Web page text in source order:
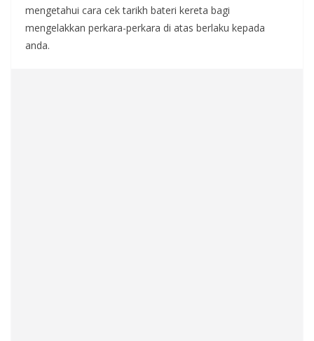
mengetahui cara cek tarikh bateri kereta bagi
mengelakkan perkara-perkara di atas berlaku kepada
anda.